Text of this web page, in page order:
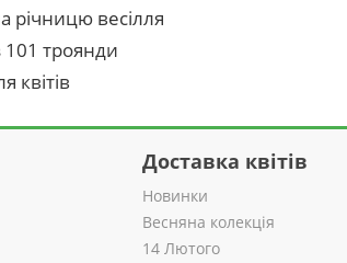
річницю весілля
101 троянди
квітів
Доставка квітів
Новинки
Весняна колекція
14 Лютого